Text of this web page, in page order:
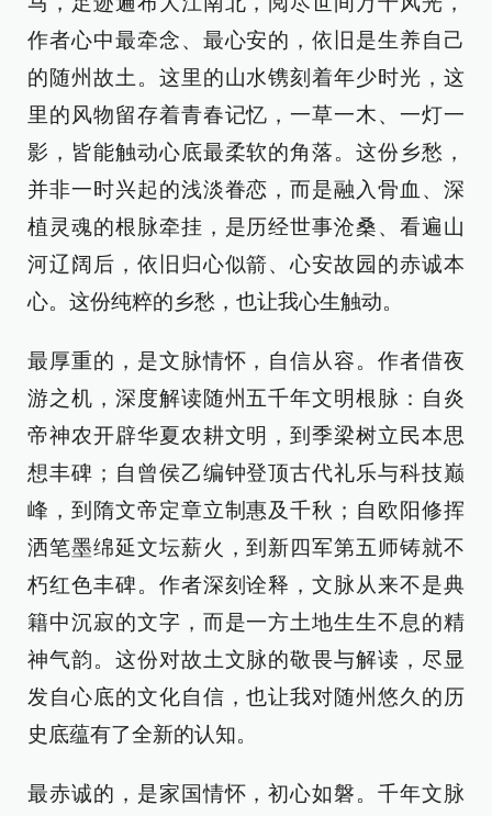
作者心中最牵念、最心安的，依旧是生养自己
的随州故土。这里的山水镌刻着年少时光，这
里的风物留存着青春记忆，一草一木、一灯一
影，皆能触动心底最柔软的角落。这份乡愁，
并非一时兴起的浅淡眷恋，而是融入骨血、深
植灵魂的根脉牵挂，是历经世事沧桑、看遍山
河辽阔后，依旧归心似箭、心安故园的赤诚本
心。这份纯粹的乡愁，也让我心生触动。
最厚重的，是文脉情怀，自信从容。作者借夜
游之机，深度解读随州五千年文明根脉：自炎
帝神农开辟华夏农耕文明，到季梁树立民本思
想丰碑；自曾侯乙编钟登顶古代礼乐与科技巅
峰，到隋文帝定章立制惠及千秋；自欧阳修挥
洒笔墨绵延文坛薪火，到新四军第五师铸就不
朽红色丰碑。作者深刻诠释，文脉从来不是典
籍中沉寂的文字，而是一方土地生生不息的精
神气韵。这份对故土文脉的敬畏与解读，尽显
发自心底的文化自信，也让我对随州悠久的历
史底蕴有了全新的认知。
最赤诚的，是家国情怀，初心如磐。千年文脉